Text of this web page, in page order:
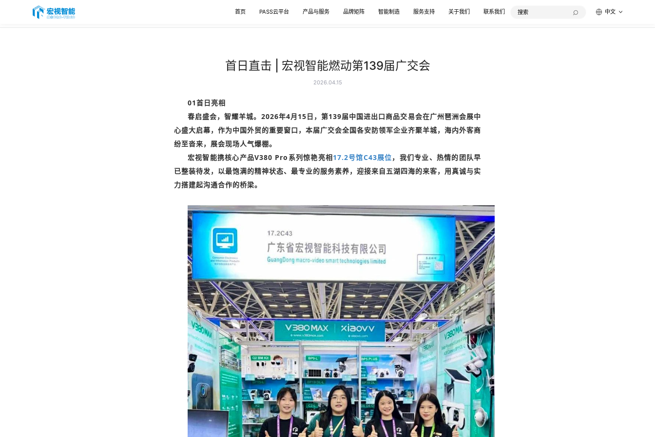
首页 PASS云平台 产品与服务 品牌矩阵 智能制造 服务支持 关于我们 联系我们
首页
中文
首日直击 | 宏视智能燃动第139届广交会
2026.04.15
01首日亮相
春启盛会，智耀羊城。2026年4月15日，第139届中国进出口商品交易会在广州琶洲会展中
心盛大启幕，作为中国外贸的重要窗口，本届广交会全国各安防领军企业齐聚羊城，海内外客商
纷至沓来，展会现场人气爆棚。
宏视智能携核心产品V380 Pro系列惊艳亮相17.2号馆C43展位，我们专业、热情的团队早
已整装待发，以最饱满的精神状态、最专业的服务素养，迎接来自五湖四海的来客，用真诚与实
力搭建起沟通合作的桥梁。